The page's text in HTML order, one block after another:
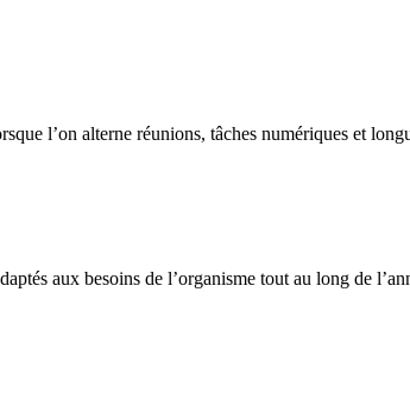
l’on alterne réunions, tâches numériques et
aux besoins de l’organisme tout au long de